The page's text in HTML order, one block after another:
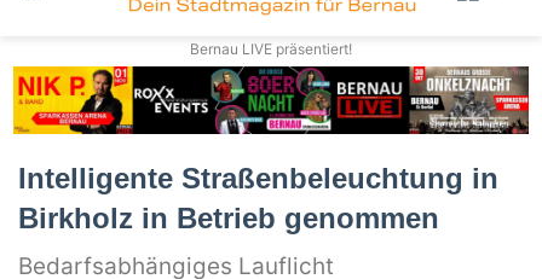
Bernau LIVE präsentiert!
Intelligente Straßenbeleuchtung in
Birkholz in Betrieb genommen
Bedarfsabhängiges Lauflicht